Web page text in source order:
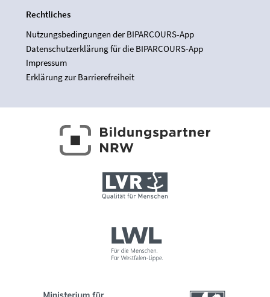
Rechtliches
Nutzungsbedingungen der BIPARCOURS-App
Datenschutzerklärung für die BIPARCOURS-App
Impressum
Erklärung zur Barrierefreiheit